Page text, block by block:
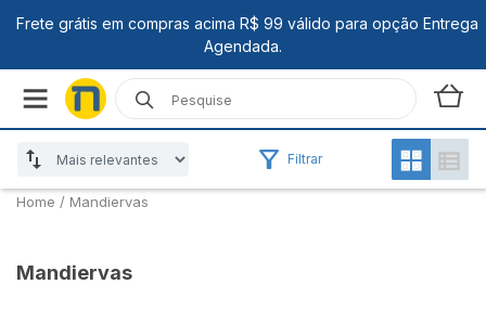
Filtrar
Home / Mandiervas
Mandiervas